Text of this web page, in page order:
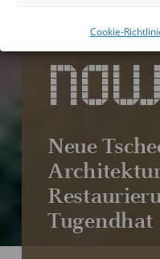
Cookie-
NOW
Neue
Tugendhat